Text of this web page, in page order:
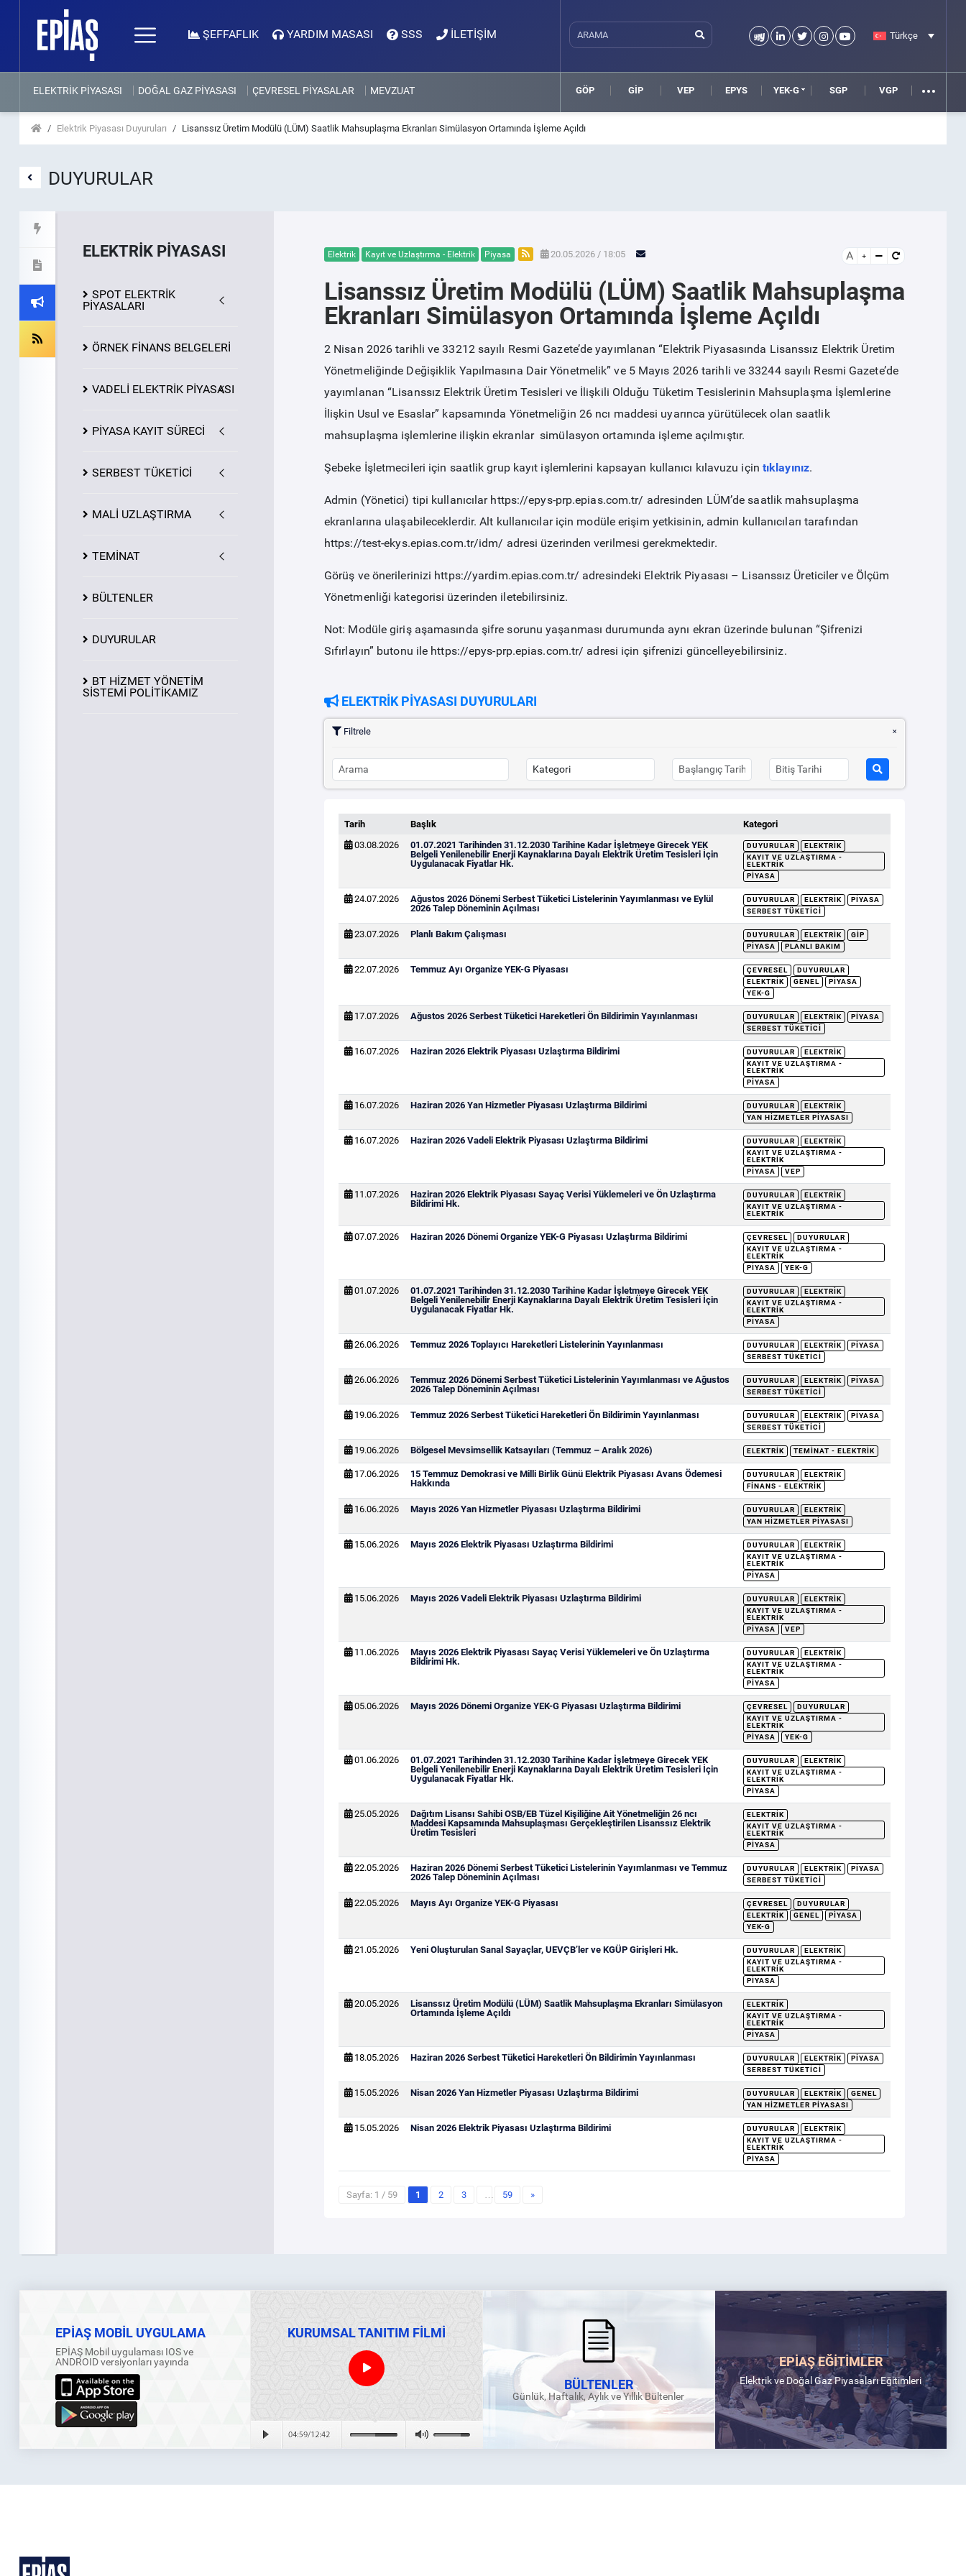
ŞEFFAFLIK YARDIM MASASI SSS İLETİŞİM Türkçe
ELEKTRİK PİYASASI DOĞAL GAZ PİYASASI ÇEVRESEL PİYASALAR MEVZUAT GÖP GİP VEP EPYS YEK-G SGP VGP
Elektrik Piyasası Duyuruları Lisanssız Üretim Modülü (LÜM) Saatlik Mahsuplaşma Ekranları Simülasyon Ortamında İşleme Açıldı
DUYURULAR
ELEKTRİK PİYASASI
SPOT ELEKTRİK
PİYASALARI
ÖRNEK FİNANS BELGELERİ
VADELİ ELEKTRİK PİYASASI
PİYASAKAYIT SÜRECİ
SERBEST TÜKETİCİ
MALİ UZLAŞTIRMA
TEMİNAT
BÜLTENLER
DUYURULAR
BT HİZMET YÖNETİM
SİSTEMİ POLİTİKAMIZ
Elektrik Kayıt ve Uzlaştırma - Elektrik Piyasa 20.05.2026 / 18:05 A
Lisanssız Üretim Modülü (LÜM) Saatlik Mahsuplaşma
Ekranları Simülasyon Ortamında İşleme Açıldı
2 Nisan 2026 tarihli ve 33212 sayılı Resmi Gazete’de yayımlanan “Elektrik Piyasasında Lisanssız Elektrik Üretim
Yönetmeliğinde Değişiklik Yapılmasına Dair Yönetmelik” ve 5 Mayıs 2026 tarihli ve 33244 sayılı Resmi Gazete’de
yayımlanan “Lisanssız Elektrik Üretim Tesisleri ve İlişkili Olduğu Tüketim Tesislerinin Mahsuplaşma İşlemlerine
İlişkin Usul ve Esaslar” kapsamında Yönetmeliğin 26 ncı maddesi uyarınca yürütülecek olan saatlik
mahsuplaşma işlemlerine ilişkin ekranlar simülasyon ortamında işleme açılmıştır.
Şebeke İşletmecileri için saatlik grup kayıt işlemlerini kapsayan kullanıcı kılavuzu için tıklayınız.
Admin (Yönetici) tipi kullanıcılar https://epys-prp.epias.com.tr/ adresinden LÜM’de saatlik mahsuplaşma
ekranlarına ulaşabileceklerdir. Alt kullanıcılar için modüle erişim yetkisinin, admin kullanıcıları tarafından
https://test-ekys.epias.com.tr/idm/ adresi üzerinden verilmesi gerekmektedir.
Görüş ve önerilerinizi https://yardim.epias.com.tr/ adresindeki Elektrik Piyasası – Lisanssız Üreticiler ve Ölçüm
Yönetmenliği kategorisi üzerinden iletebilirsiniz.
Not: Modüle giriş aşamasında şifre sorunu yaşanması durumunda aynı ekran üzerinde bulunan “Şifrenizi
Sıfırlayın” butonu ile https://epys-prp.epias.com.tr/ adresi için şifrenizi güncelleyebilirsiniz.
ELEKTRİK PİYASASI DUYURULARI
Filtrele
Tarih Başlık
Kategori
03.08.2026
01.07.2021 Tarihinden 31.12.2030 Tarihine Kadar İşletmeye Girecek YEK
Belgeli Yenilenebilir Enerji Kaynaklarına Dayalı Elektrik Üretim Tesisleri İçin
Uygulanacak Fiyatlar Hk.
DUYURULAR
ELEKTRIK
KAYIT VE UZLAŞTIRMA -
ELEKTRIK
PIYASA
24.07.2026
Ağustos 2026 Dönemi Serbest Tüketici Listelerinin Yayımlanması ve Eylül
2026 Talep Döneminin Açılması
DUYURULAR ELEKTRIK
PIYASA
SERBEST TÜKETICI
23.07.2026 Planlı Bakım Çalışması DUYURULAR ELEKTRIK
GİP
PIYASA
PLANLI BAKIM
22.07.2026 Temmuz Ayı Organize YEK-G Piyasası ÇEVRESEL
DUYURULAR
ELEKTRIK
GENEL
PIYASA
YEK-G
17.07.2026 Ağustos 2026 Serbest Tüketici Hareketleri Ön Bildirimin Yayınlanması DUYURULAR ELEKTRIK
PIYASA
SERBEST TÜKETICI
16.07.2026 Haziran 2026 Elektrik Piyasası Uzlaştırma Bildirimi DUYURULAR
ELEKTRIK
KAYIT VE UZLAŞTIRMA -
ELEKTRIK
PIYASA
16.07.2026 Haziran 2026 Yan Hizmetler Piyasası Uzlaştırma Bildirimi DUYURULAR
ELEKTRIK
YAN HIZMETLER PIYASASI
16.07.2026 Haziran 2026 Vadeli Elektrik Piyasası Uzlaştırma Bildirimi DUYURULAR
ELEKTRIK
KAYIT VE UZLAŞTIRMA -
ELEKTRIK
PIYASA
VEP
11.07.2026
Haziran 2026 Elektrik Piyasası Sayaç Verisi Yüklemeleri ve Ön Uzlaştırma
Bildirimi Hk.
DUYURULAR
ELEKTRIK
KAYIT VE UZLAŞTIRMA -
ELEKTRIK
07.07.2026 Haziran 2026 Dönemi Organize YEK-G Piyasası Uzlaştırma Bildirimi ÇEVRESEL
DUYURULAR
KAYIT VE UZLAŞTIRMA -
ELEKTRIK
PIYASA
YEK-G
01.07.2026
01.07.2021 Tarihinden 31.12.2030 Tarihine Kadar İşletmeye Girecek YEK
Belgeli Yenilenebilir Enerji Kaynaklarına Dayalı Elektrik Üretim Tesisleri İçin
Uygulanacak Fiyatlar Hk.
DUYURULAR
ELEKTRIK
KAYIT VE UZLAŞTIRMA -
ELEKTRIK
PIYASA
26.06.2026 Temmuz 2026 Toplayıcı Hareketleri Listelerinin Yayınlanması DUYURULAR ELEKTRIK
PIYASA
SERBEST TÜKETICI
26.06.2026
Temmuz 2026 Dönemi Serbest Tüketici Listelerinin Yayımlanması ve Ağustos
2026 Talep Döneminin Açılması
DUYURULAR ELEKTRIK
PIYASA
SERBEST TÜKETICI
19.06.2026 Temmuz 2026 Serbest Tüketici Hareketleri Ön Bildirimin Yayınlanması DUYURULAR ELEKTRIK
PIYASA
SERBEST TÜKETICI
19.06.2026 Bölgesel Mevsimsellik Katsayıları (Temmuz – Aralık 2026) ELEKTRIK TEMINAT - ELEKTRIK
17.06.2026
15 Temmuz Demokrasi ve Milli Birlik Günü Elektrik Piyasası Avans Ödemesi
Hakkında
DUYURULAR
ELEKTRIK
FINANS - ELEKTRIK
16.06.2026 Mayıs 2026 Yan Hizmetler Piyasası Uzlaştırma Bildirimi DUYURULAR
ELEKTRIK
YAN HIZMETLER PIYASASI
15.06.2026 Mayıs 2026 Elektrik Piyasası Uzlaştırma Bildirimi DUYURULAR
ELEKTRIK
KAYIT VE UZLAŞTIRMA -
ELEKTRIK
PIYASA
15.06.2026 Mayıs 2026 Vadeli Elektrik Piyasası Uzlaştırma Bildirimi DUYURULAR
ELEKTRIK
KAYIT VE UZLAŞTIRMA -
ELEKTRIK
PIYASA
VEP
11.06.2026
Mayıs 2026 Elektrik Piyasası Sayaç Verisi Yüklemeleri ve Ön Uzlaştırma
Bildirimi Hk.
DUYURULAR
ELEKTRIK
KAYIT VE UZLAŞTIRMA -
ELEKTRIK
PIYASA
05.06.2026 Mayıs 2026 Dönemi Organize YEK-G Piyasası Uzlaştırma Bildirimi ÇEVRESEL
DUYURULAR
KAYIT VE UZLAŞTIRMA -
ELEKTRIK
PIYASA
YEK-G
01.06.2026
01.07.2021 Tarihinden 31.12.2030 Tarihine Kadar İşletmeye Girecek YEK
Belgeli Yenilenebilir Enerji Kaynaklarına Dayalı Elektrik Üretim Tesisleri İçin
Uygulanacak Fiyatlar Hk.
DUYURULAR
ELEKTRIK
KAYIT VE UZLAŞTIRMA -
ELEKTRIK
PIYASA
25.05.2026
Dağıtım Lisansı Sahibi OSB/EB Tüzel Kişiliğine Ait Yönetmeliğin 26 ncı
Maddesi Kapsamında Mahsuplaşması Gerçekleştirilen Lisanssız Elektrik
Üretim Tesisleri
ELEKTRIK
KAYIT VE UZLAŞTIRMA -
ELEKTRIK
PIYASA
22.05.2026
Haziran 2026 Dönemi Serbest Tüketici Listelerinin Yayımlanması ve Temmuz
2026 Talep Döneminin Açılması
DUYURULAR ELEKTRIK
PIYASA
SERBEST TÜKETICI
22.05.2026 Mayıs Ayı Organize YEK-G Piyasası ÇEVRESEL
DUYURULAR
ELEKTRIK
GENEL
PIYASA
YEK-G
21.05.2026 Yeni Oluşturulan Sanal Sayaçlar, UEVÇB’ler ve KGÜP Girişleri Hk. DUYURULAR
ELEKTRIK
KAYIT VE UZLAŞTIRMA -
ELEKTRIK
PIYASA
20.05.2026
Lisanssız Üretim Modülü (LÜM) Saatlik Mahsuplaşma Ekranları Simülasyon
Ortamında İşleme Açıldı
ELEKTRIK
KAYIT VE UZLAŞTIRMA -
ELEKTRIK
PIYASA
18.05.2026 Haziran 2026 Serbest Tüketici Hareketleri Ön Bildirimin Yayınlanması DUYURULAR ELEKTRIK
PIYASA
SERBEST TÜKETICI
15.05.2026 Nisan 2026 Yan Hizmetler Piyasası Uzlaştırma Bildirimi DUYURULAR ELEKTRIK
GENEL
YAN HIZMETLER PIYASASI
15.05.2026 Nisan 2026 Elektrik Piyasası Uzlaştırma Bildirimi DUYURULAR
ELEKTRIK
KAYIT VE UZLAŞTIRMA -
ELEKTRIK
PIYASA
Sayfa: 1 / 59 1 2 3 … 59 »
EPİAŞ MOBİL UYGULAMA
EPİAŞ Mobil uygulaması IOS ve
ANDROID versiyonları yayında
KURUMSAL TANITIM FİLMİ
BÜLTENLER
Günlük, Haftalık, Aylık ve Yıllık Bültenler
EPİAŞ EĞİTİMLER
Elektrik ve Doğal Gaz Piyasaları Eğitimleri